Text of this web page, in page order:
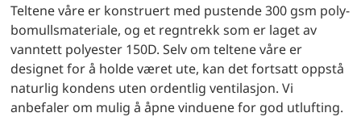
Teltene våre er konstruert med pustende 300 gsm poly-
bomullsmateriale, og et regntrekk som er laget av
vanntett polyester 150D. Selv om teltene våre er
designet for å holde været ute, kan det fortsatt oppstå
naturlig kondens uten ordentlig ventilasjon. Vi
anbefaler om mulig å åpne vinduene for god utlufting.